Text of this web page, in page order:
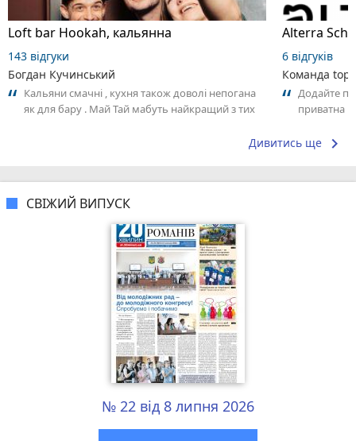
Loft bar Hookah, кальянна
143 відгуки
Богдан Кучинський
Кальяни смачні , кухня також доволі непогана
як для бару . Май Тай мабуть найкращий з тих
6 відгуків
Команда
Додайте
приватна
Дивитись ще keyboard_arrow_right
СВІЖИЙ ВИПУСК
№ 22 від 8 липня 2026